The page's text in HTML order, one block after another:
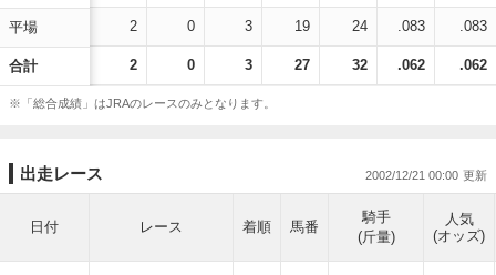
平場
合計
2 0 3 19 24 .083 .083
2 0 3 27 32 .062 .062
※「総合成績」はJRAのレースのみとなります。
出走レース 2002/12/21 00:00
日付 レース 着順 馬番
騎手
(斤量)
人気
(オッズ)